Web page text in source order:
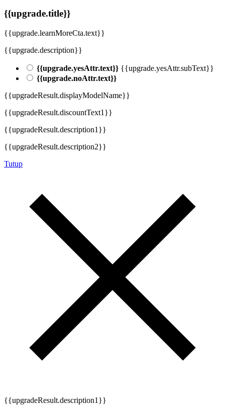
{{upgrade.title}}
{{upgrade.learnMoreCta.text}}
{{upgrade.description}}
{{upgrade.yesAttr.text}} {{upgrade.yesAttr.subText}}
{{upgrade.noAttr.text}}
{{upgradeResult.displayModelName}}
{{upgradeResult.discountText1}}
{{upgradeResult.description1}}
{{upgradeResult.description2}}
Tutup
{{upgradeResult.description1}}